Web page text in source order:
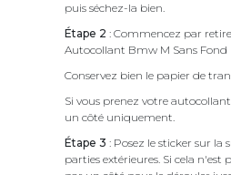
puis séchez-la bien.
Étape 2 : Commencez par
Autocollant Bmw M Sans Fond
Conservez bien le papier de
Si vous prenez votre
un côté uniquement.
Étape 3 : Posez le sticker sur
parties extérieures. Si cela